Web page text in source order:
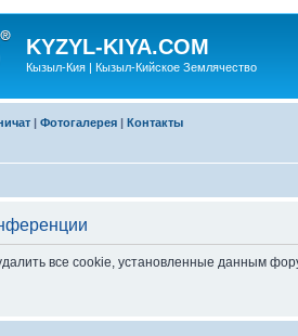
KYZYL-KIYA.COM
Кызыл-Кия | Кызыл-Кийское Землячество
| Фотогалерея | Контакты
все cookie, установленные данным